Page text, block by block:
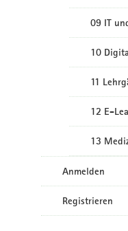
09 IT
10
11
12 E-
13
Anmelden
Registrieren